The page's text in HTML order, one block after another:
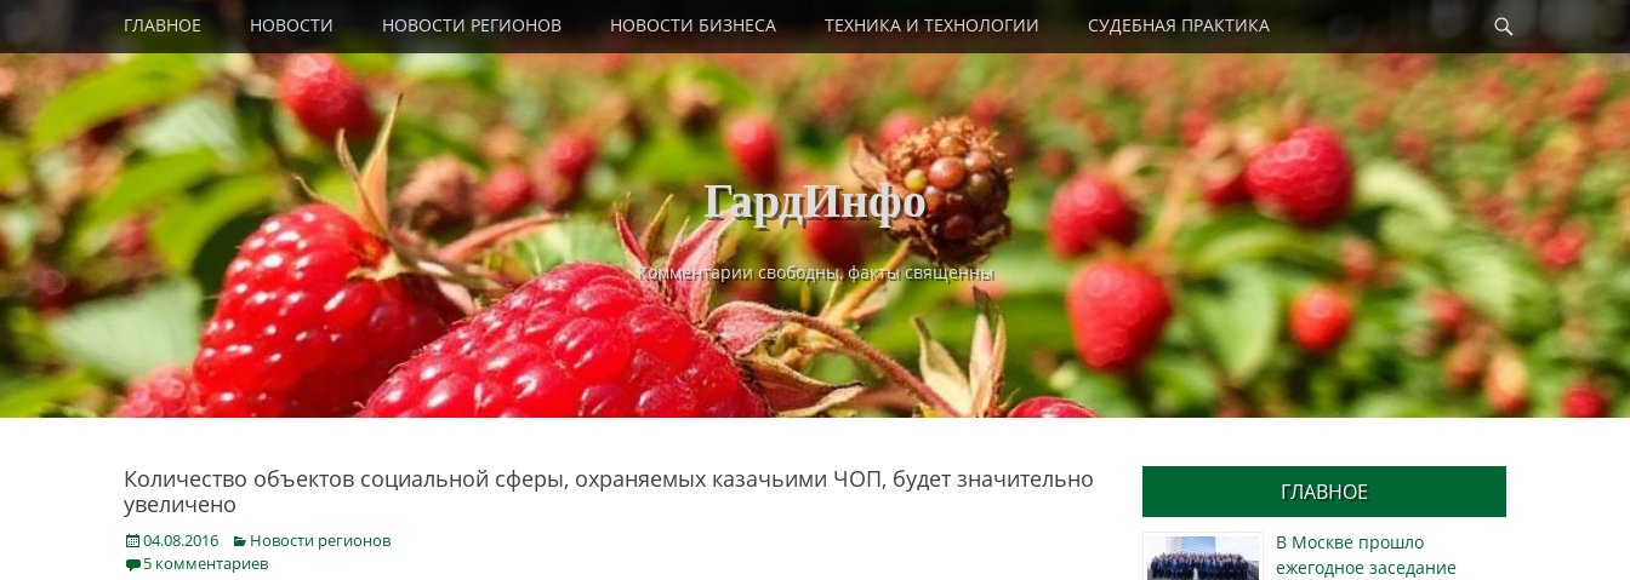
content
Primary Menu
ГЛАВНОЕ НОВОСТИ НОВОСТИ РЕГИОНОВ НОВОСТИ БИЗНЕСА ТЕХНИКА И ТЕХНОЛОГИИ СУДЕБНАЯ ПРАКТИКА
ГардИнфо
Комментарии свободны, факты священны
Количество объектов социальной сферы, охраняемых казачьими ЧОП, будет значительно
увеличено
Posted
on
04.08.2016 Categories
Новости регионов
5 комментариев
ГЛАВНОЕ
В Москве прошло
ежегодное заседание